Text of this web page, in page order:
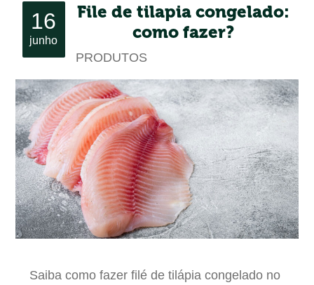
16
junho
File de tilapia congelado:
como fazer?
PRODUTOS
Saiba como fazer filé de tilápia congelado no